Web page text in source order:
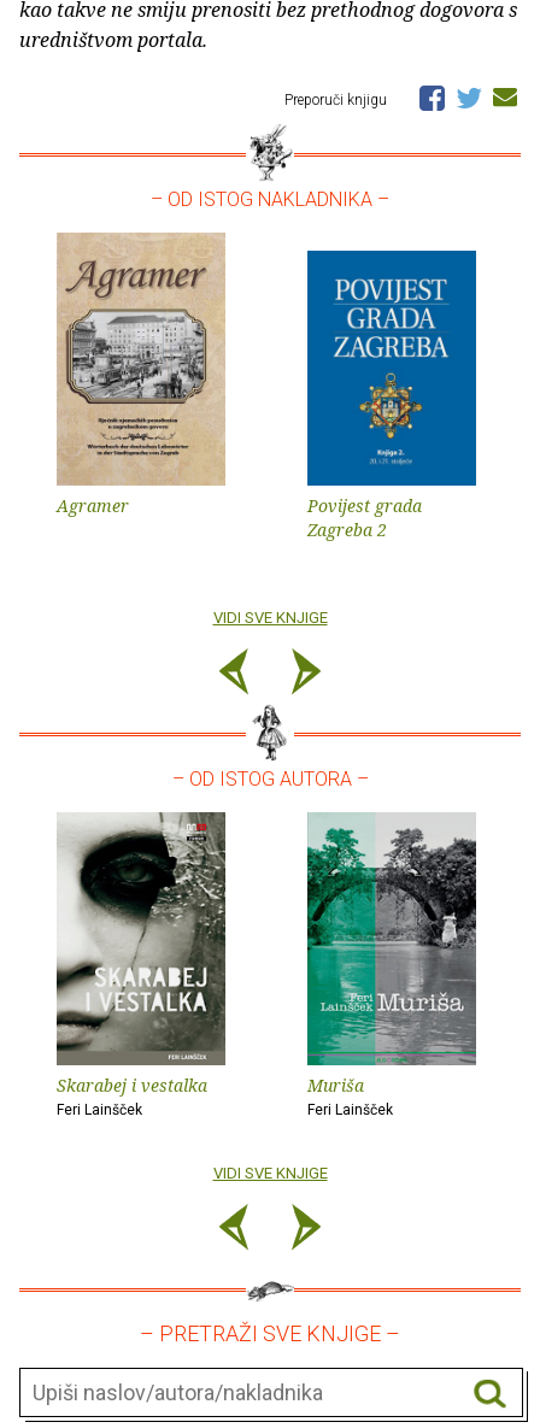
kao takve ne smiju prenositi bez prethodnog dogovora s
uredništvom portala.
Preporuči knjigu
– OD ISTOG NAKLADNIKA –
Agramer
Povijest grada
Zagreba 2
VIDI SVE KNJIGE
– OD ISTOG AUTORA –
Skarabej i vestalka
Feri Lainšček
Muriša
Feri Lainšček
VIDI SVE KNJIGE
– PRETRAŽI SVE KNJIGE –